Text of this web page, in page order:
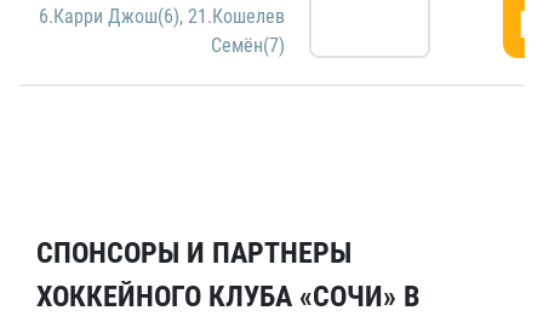
6.Карри Джош(6), 21.Кошелев
Семён(7)
СПОНСОРЫ И ПАРТНЕРЫ
ХОККЕЙНОГО КЛУБА «СОЧИ» В